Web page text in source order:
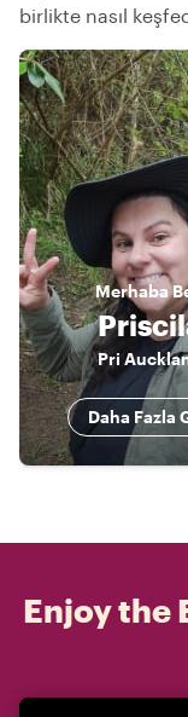
birlikte nasıl
Merhaba
Pri
Daha Fazla
Enjoy the